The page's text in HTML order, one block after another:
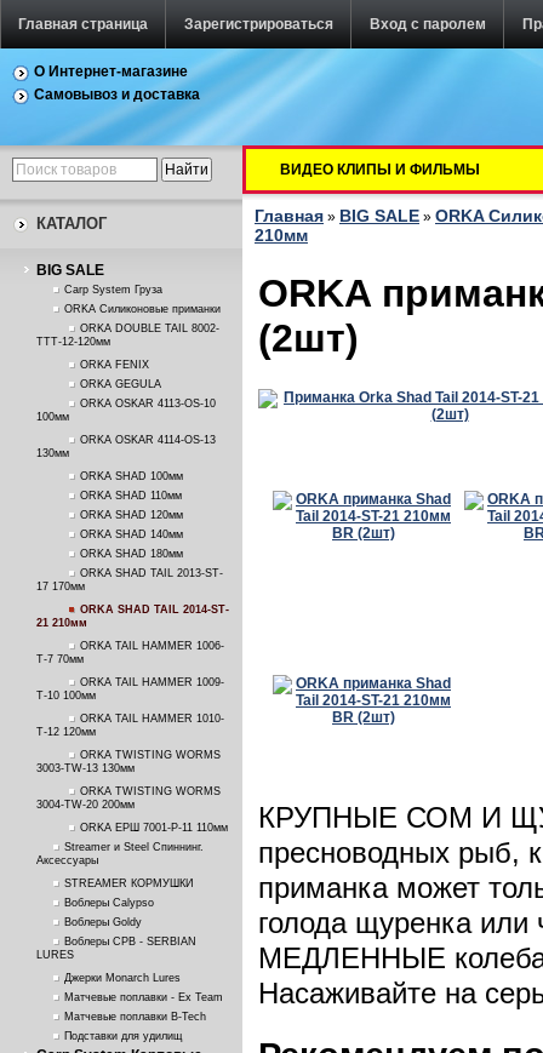
Главная страница Зарегистрироваться Вход с паролем
О Интернет-магазине
Самовывоз и доставка
КАТАЛОГ
BIG SALE
Carp System Груза
ORKA Силиконовые приманки
ORKA DOUBLE TAIL 8002-
TTT-12-120мм
ORKA FENIX
ORKA GEGULA
ORKA OSKAR 4113-OS-10
100мм
ORKA OSKAR 4114-OS-13
130мм
ORKA SHAD 100мм
ORKA SHAD 110мм
ORKA SHAD 120мм
ORKA SHAD 140мм
ORKA SHAD 180мм
ORKA SHAD TAIL 2013-ST-
17 170мм
ORKA SHAD TAIL 2014-ST-
21 210мм
ORKA TAIL HAMMER 1006-
T-7 70мм
ORKA TAIL HAMMER 1009-
T-10 100мм
ORKA TAIL HAMMER 1010-
T-12 120мм
ORKA TWISTING WORMS
3003-TW-13 130мм
ORKA TWISTING WORMS
3004-TW-20 200мм
ORKA ЕРШ 7001-P-11 110мм
Streamer и Steel Спиннинг.
Аксессуары
STREAMER КОРМУШКИ
Воблеры Calypso
Воблеры Goldy
Воблеры СРВ - SERBIAN
LURES
Джерки Monarch Lures
Матчевые поплавки - Ex Team
Матчевые поплавки B-Tech
Подставки для удилищ
ВИДЕО КЛИПЫ И ФИЛЬМЫ
Главная » BIG SALE » ORKA
210мм
ORKA
(2шт)
КРУПНЫЕ СОМ И
пресноводных рыб,
приманка может
голода щуренка
МЕДЛЕННЫЕ
Насаживайте на